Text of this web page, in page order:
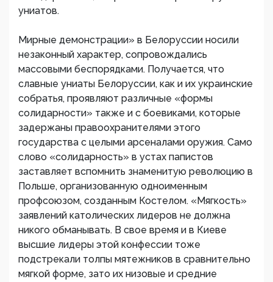
униатов.
Мирные демонстрации» в Белоруссии носили
незаконный характер, сопровождались
массовыми беспорядками. Получается, что
славные униаты Белоруссии, как и их украинские
собратья, проявляют различные «формы
солидарности» также и с боевиками, которые
задержаны правоохранителями этого
государства с целыми арсеналами оружия. Само
слово «солидарность» в устах папистов
заставляет вспомнить знаменитую революцию в
Польше, организованную одноименным
профсоюзом, созданным Костелом. «Мягкость»
заявлений католических лидеров не должна
никого обманывать. В свое время и в Киеве
высшие лидеры этой конфессии тоже
подстрекали толпы мятежников в сравнительно
мягкой форме, зато их низовые и средние